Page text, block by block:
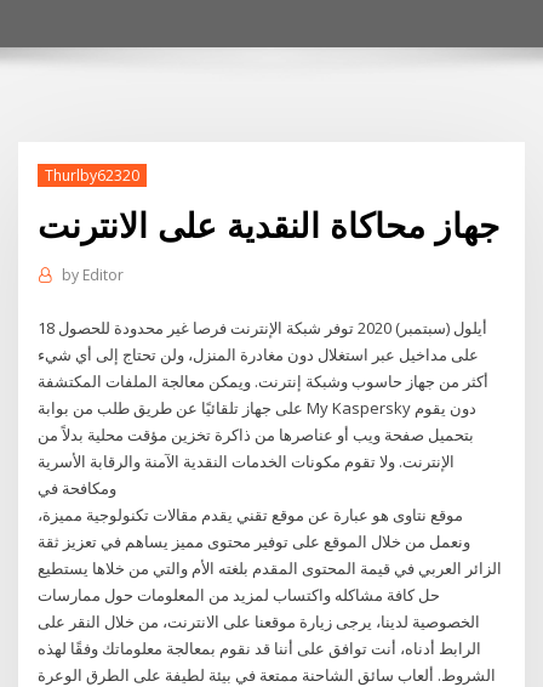
Thurlby62320
جهاز محاكاة النقدية على الانترنت
by Editor
18 أيلول (سبتمبر) 2020 توفر شبكة الإنترنت فرصا غير محدودة للحصول
على مداخيل عبر استغلال دون مغادرة المنزل، ولن تحتاج إلى أي شيء
أكثر من جهاز حاسوب وشبكة إنترنت. ويمكن معالجة الملفات المكتشفة
على جهاز تلقائيًا عن طريق طلب من بوابة My Kaspersky دون يقوم
بتحميل صفحة ويب أو عناصرها من ذاكرة تخزين مؤقت محلية بدلاً من
الإنترنت. ولا تقوم مكونات الخدمات النقدية الآمنة والرقابة الأسرية
ومكافحة في
موقع نتاوى هو عبارة عن موقع تقني يقدم مقالات تكنولوجية مميزة،
ونعمل من خلال الموقع على توفير محتوى مميز يساهم في تعزيز ثقة
الزائر العربي في قيمة المحتوى المقدم بلغته الأم والتي من خلاها يستطيع
حل كافة مشاكله واكتساب لمزيد من المعلومات حول ممارسات
الخصوصية لدينا، يرجى زيارة موقعنا على الانترنت، من خلال النقر على
الرابط أدناه، أنت توافق على أننا قد نقوم بمعالجة معلوماتك وفقًا لهذه
الشروط. ألعاب سائق الشاحنة ممتعة في بيئة لطيفة على الطرق الوعرة